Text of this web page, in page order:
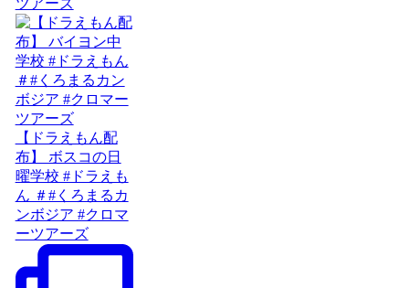
ツアーズ
【ドラえもん配
布】 ボスコの日
曜学校 #ドラえも
ん ＃#くろまるカ
ンボジア #クロマ
ーツアーズ